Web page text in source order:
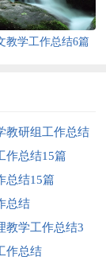
教学工作总结6篇
教研组工作总结
作总结15篇
总结15篇
总结
教学工作总结3
作总结